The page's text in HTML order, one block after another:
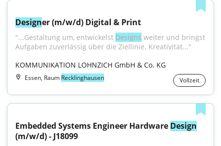
Designer (m/w/d) Digital & Print
"...Gestaltung um, entwickelst Designs weiter und bringst
Aufgaben zuverlässig über die Ziellinie. Kreativität..."
KOMMUNIKATION LOHNZICH GmbH & Co. KG
Essen, Raum Recklinghausen Vollzeit
Embedded Systems Engineer Hardware Design
(m/w/d) - J18099